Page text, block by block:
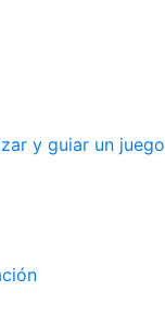
y guiar un juego